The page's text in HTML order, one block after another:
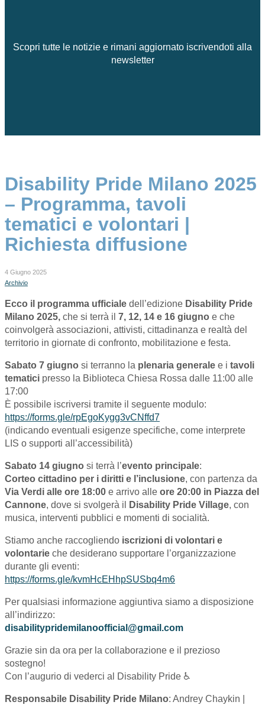
Scopri tutte le notizie e rimani aggiornato iscrivendoti alla
newsletter
Disability Pride Milano 2025
– Programma, tavoli
tematici e volontari |
Richiesta diffusione
4 Giugno 2025
Archivio
Ecco il programma ufficiale dell’edizione Disability Pride
Milano 2025, che si terrà il 7, 12, 14 e 16 giugno e che
coinvolgerà associazioni, attivisti, cittadinanza e realtà del
territorio in giornate di confronto, mobilitazione e festa.
Sabato 7 giugno si terranno la plenaria generale e i tavoli
tematici presso la Biblioteca Chiesa Rossa dalle 11:00 alle
17:00
È possibile iscriversi tramite il seguente modulo:
https://forms.gle/rpEgoKygg3vCNffd7
(indicando eventuali esigenze specifiche, come interprete
LIS o supporti all’accessibilità)
Sabato 14 giugno si terrà l’evento principale:
Corteo cittadino per i diritti e l’inclusione, con partenza da
Via Verdi alle ore 18:00 e arrivo alle ore 20:00 in Piazza del
Cannone, dove si svolgerà il Disability Pride Village, con
musica, interventi pubblici e momenti di socialità.
Stiamo anche raccogliendo iscrizioni di volontari e
volontarie che desiderano supportare l’organizzazione
durante gli eventi:
https://forms.gle/kvmHcEHhpSUSbq4m6
Per qualsiasi informazione aggiuntiva siamo a disposizione
all’indirizzo:
disabilitypridemilanoofficial@gmail.com
Grazie sin da ora per la collaborazione e il prezioso
sostegno!
Con l’augurio di vederci al Disability Pride ️‍♿
Responsabile Disability Pride Milano: Andrey Chaykin |